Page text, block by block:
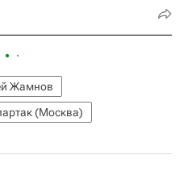
Жамнов
(Москва)